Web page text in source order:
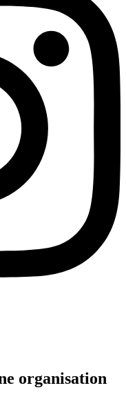
organisation